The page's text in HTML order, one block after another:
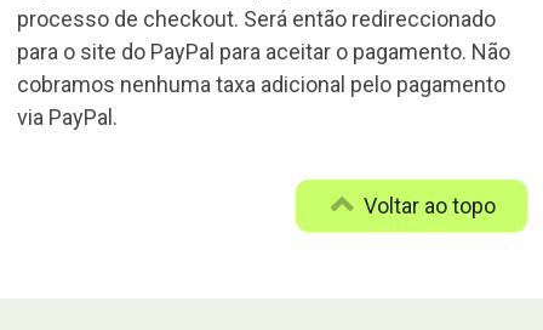
processo de checkout. Será então redireccionado
para o site do PayPal para aceitar o pagamento. Não
cobramos nenhuma taxa adicional pelo pagamento
via PayPal.
Voltar ao topo